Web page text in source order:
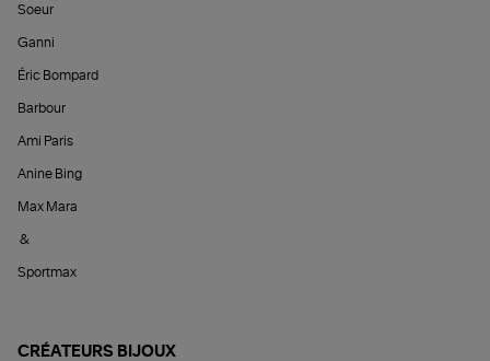
Soeur
Ganni
Éric Bompard
Barbour
Ami Paris
Anine Bing
Max Mara
&
Sportmax
CRÉATEURS BIJOUX